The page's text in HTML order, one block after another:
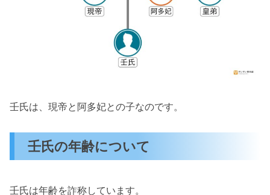
壬氏は、現帝と阿多妃との子なのです。
壬氏の年齢について
壬氏は年齢を詐称しています。